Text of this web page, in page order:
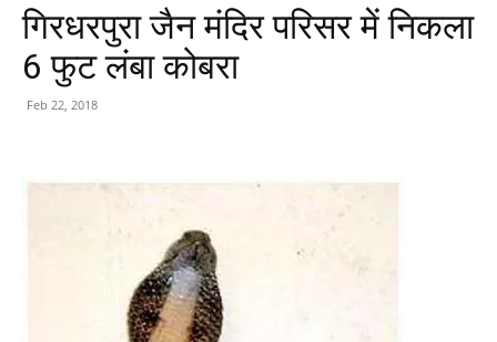
गिरधरपुरा जैन मंदिर परिसर में निकला
6 फुट लंबा कोबरा
Feb 22, 2018